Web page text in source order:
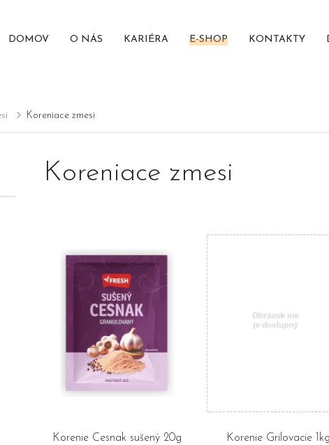
DOMOV O NÁS KARIÉRA E-SHOP KONTAKTY
Koreniace zmesi
Koreniace zmesi
Korenie Cesnak sušený 20g
Korenie Grilovacie 1kg